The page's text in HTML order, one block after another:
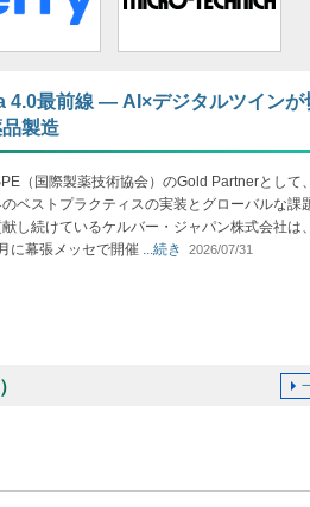
4.0最前線 ― AI×デジタルツインが
製造
（国際製薬技術協会）のGold Partnerとして
ベストプラクティスの実装とグローバルな課
献し続けているケルバー・ジャパン株式会社は
に幕張メッセで開催 ...続き 2026/07/31